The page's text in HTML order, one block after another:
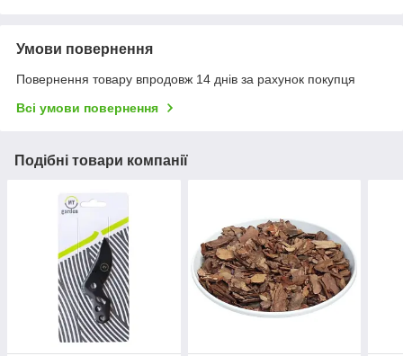
Умови повернення
Повернення товару впродовж 14 днів за рахунок покупця
Всі умови повернення
Подібні товари компанії